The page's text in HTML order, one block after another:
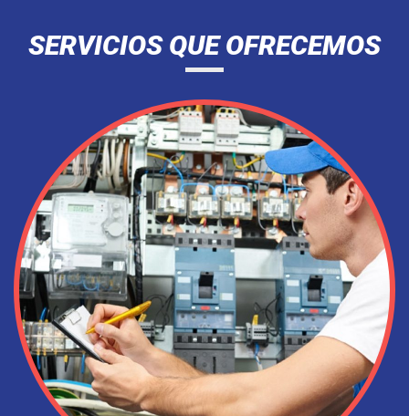
SERVICIOS QUE OFRECEMOS